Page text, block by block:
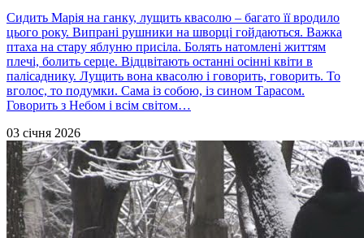
Сидить Марія на ганку, лущить квасолю – багато її вродило
цього року. Випрані рушники на шворці гойдаються. Важка
птаха на стару яблуню присіла. Болять натомлені життям
плечі, болить серце. Відцвітають останні осінні квіти в
палісаднику. Лущить вона квасолю і говорить, говорить. То
вголос, то подумки. Сама із собою, із сином Тарасом.
Говорить з Небом і всім світом…
03 січня 2026